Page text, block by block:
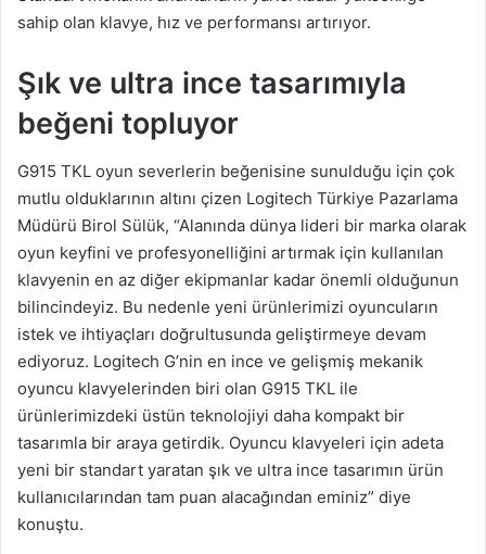
sahip olan klavye, hız ve performansı artırıyor.
Şık ve ultra ince tasarımıyla
beğeni topluyor
G915 TKL oyun severlerin beğenisine sunulduğu için çok
mutlu olduklarının altını çizen Logitech Türkiye Pazarlama
Müdürü Birol Sülük, “Alanında dünya lideri bir marka olarak
oyun keyfini ve profesyonelliğini artırmak için kullanılan
klavyenin en az diğer ekipmanlar kadar önemli olduğunun
bilincindeyiz. Bu nedenle yeni ürünlerimizi oyuncuların
istek ve ihtiyaçları doğrultusunda geliştirmeye devam
ediyoruz. Logitech G’nin en ince ve gelişmiş mekanik
oyuncu klavyelerinden biri olan G915 TKL ile
ürünlerimizdeki üstün teknolojiyi daha kompakt bir
tasarımla bir araya getirdik. Oyuncu klavyeleri için adeta
yeni bir standart yaratan şık ve ultra ince tasarımın ürün
kullanıcılarından tam puan alacağından eminiz” diye
konuştu.